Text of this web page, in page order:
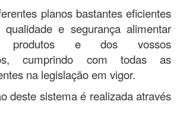
planos bastantes eficientes
e segurança alimentar
produtos e dos vossos
cumprindo com todas as
na legislação em vigor.
deste sistema é realizada através